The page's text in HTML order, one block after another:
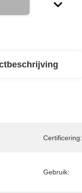
Certificering:
Gebruik: